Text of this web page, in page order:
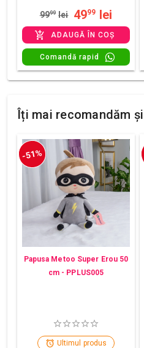
9999 lei 4999 lei
ADAUGĂ ÎN COȘ
Comandă rapid
Îți mai recomandăm și
-51%
Papusa Metoo Super Erou 50
cm - PPLUS005
Ultimul produs